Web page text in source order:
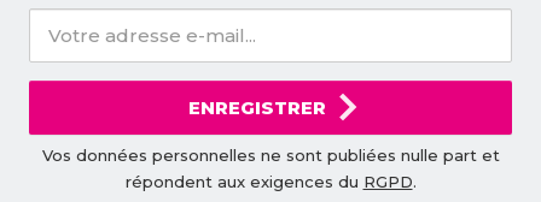
ENREGISTRER
Vos données personnelles ne sont publiées nulle part et
répondent aux exigences du RGPD.